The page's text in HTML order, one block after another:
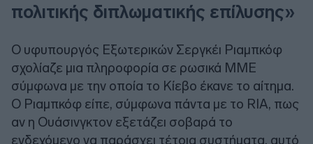
πολιτικής διπλωματικής επίλυσης»
Ο υφυπουργός Εξωτερικών Σεργκέι Ριαμπκόφ
σχολίαζε μια πληροφορία σε ρωσικά ΜΜΕ
σύμφωνα με την οποία το Κίεβο έκανε το αίτημα.
O Ριαμπκόφ είπε, σύμφωνα πάντα με το RIA, πως
αν η Ουάσινγκτον εξετάζει σοβαρά το
ενδεχόμενο να παράσχει τέτοια συστήματα, αυτό